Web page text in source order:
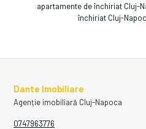
apartamente de închiriat Cluj-
închiriat Cluj-
Dante Imobiliare
Agenție imobiliară Cluj-Napoca
0747963776